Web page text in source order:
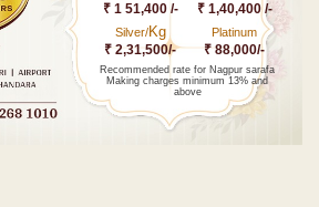
₹ 1 51,400 /- ₹ 1,40,400 /-
Silver/Kg
₹ 2,31,500/-
Platinum
₹ 88,000/-
Recommended rate for Nagpur sarafa
Making charges minimum 13% and
above